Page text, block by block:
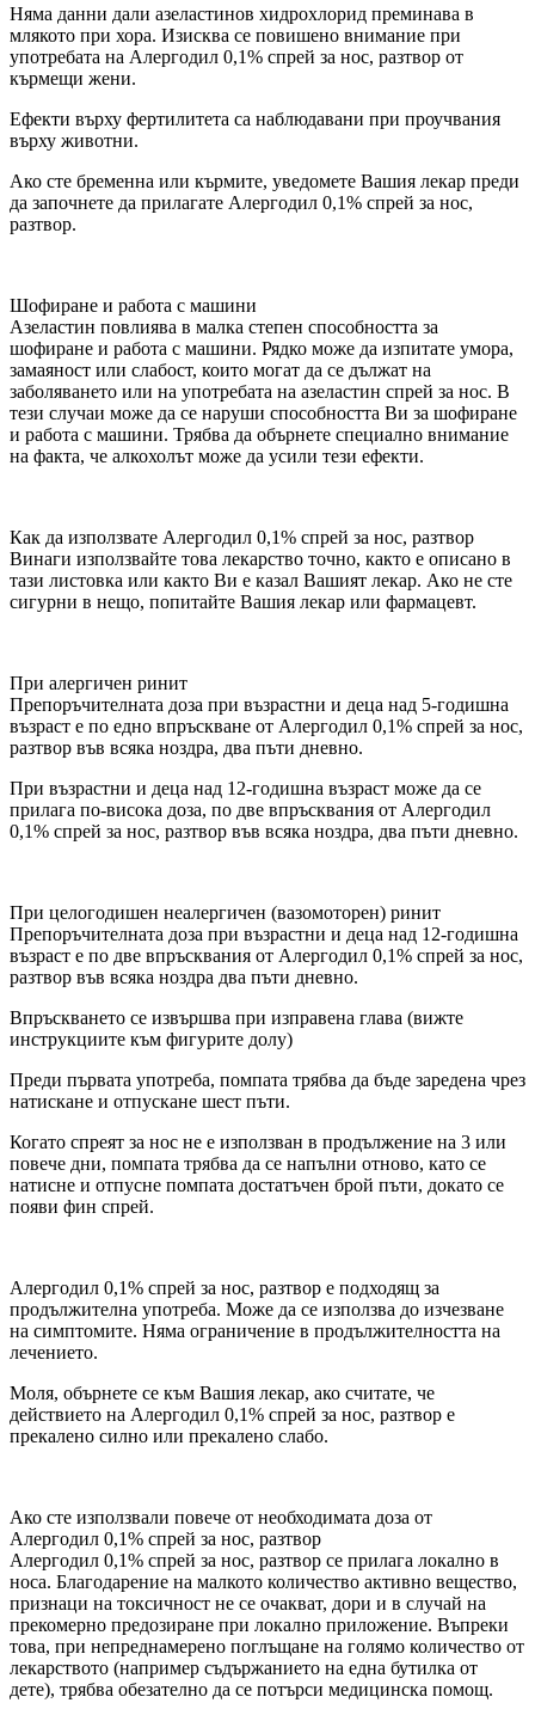
Няма данни дали азеластинов хидрохлорид преминава в
млякото при хора. Изисква се повишено внимание при
употребата на Алергодил 0,1% спрей за нос, разтвор от
кърмещи жени.
Ефекти върху фертилитета са наблюдавани при проучвания
върху животни.
Ако сте бременна или кърмите, уведомете Вашия лекар преди
да започнете да прилагате Алергодил 0,1% спрей за нос,
разтвор.
Шофиране и работа с машини
Азеластин повлиява в малка степен способността за
шофиране и работа с машини. Рядко може да изпитате умора,
замаяност или слабост, които могат да се дължат на
заболяването или на употребата на азеластин спрей за нос. В
тези случаи може да се наруши способността Ви за шофиране
и работа с машини. Трябва да обърнете специално внимание
на факта, че алкохолът може да усили тези ефекти.
Как да използвате Алергодил 0,1% спрей за нос, разтвор
Винаги използвайте това лекарство точно, както е описано в
тази листовка или както Ви е казал Вашият лекар. Ако не сте
сигурни в нещо, попитайте Вашия лекар или фармацевт.
При алергичен ринит
Препоръчителната доза при възрастни и деца над 5-годишна
възраст е по едно впръскване от Алергодил 0,1% спрей за нос,
разтвор във всяка ноздра, два пъти дневно.
При възрастни и деца над 12-годишна възраст може да се
прилага по-висока доза, по две впръсквания от Алергодил
0,1% спрей за нос, разтвор във всяка ноздра, два пъти дневно.
При целогодишен неалергичен (вазомоторен) ринит
Препоръчителната доза при възрастни и деца над 12-годишна
възраст е по две впръсквания от Алергодил 0,1% спрей за нос,
разтвор във всяка ноздра два пъти дневно.
Впръскването се извършва при изправена глава (вижте
инструкциите към фигурите долу)
Преди първата употреба, помпата трябва да бъде заредена чрез
натискане и отпускане шест пъти.
Когато спреят за нос не е използван в продължение на 3 или
повече дни, помпата трябва да се напълни отново, като се
натисне и отпусне помпата достатъчен брой пъти, докато се
появи фин спрей.
Алергодил 0,1% спрей за нос, разтвор е подходящ за
продължителна употреба. Може да се използва до изчезване
на симптомите. Няма ограничение в продължителността на
лечението.
Моля, обърнете се към Вашия лекар, ако считате, че
действието на Алергодил 0,1% спрей за нос, разтвор е
прекалено силно или прекалено слабо.
Ако сте използвали повече от необходимата доза от
Алергодил 0,1% спрей за нос, разтвор
Алергодил 0,1% спрей за нос, разтвор се прилага локално в
носа. Благодарение на малкото количество активно вещество,
признаци на токсичност не се очакват, дори и в случай на
прекомерно предозиране при локално приложение. Въпреки
това, при непреднамерено поглъщане на голямо количество от
лекарството (например съдържанието на една бутилка от
дете), трябва обезателно да се потърси медицинска помощ.